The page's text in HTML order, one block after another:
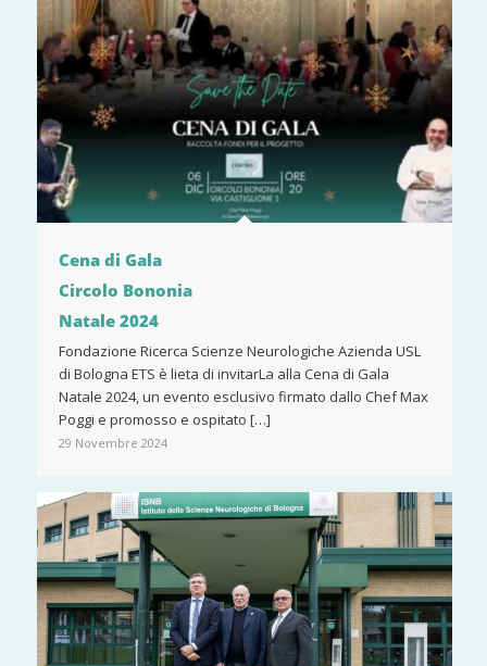
Cena di Gala
Circolo Bononia
Natale 2024
Fondazione Ricerca Scienze Neurologiche Azienda USL
di Bologna ETS è lieta di invitarLa alla Cena di Gala
Natale 2024, un evento esclusivo firmato dallo Chef Max
Poggi e promosso e ospitato […]
29 Novembre 2024